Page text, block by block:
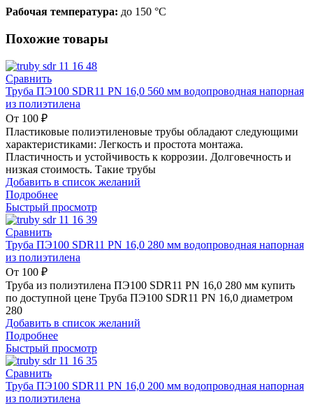
Рабочая температура: до 150 °С
Похожие товары
Сравнить
Труба ПЭ100 SDR11 PN 16,0 560 мм водопроводная напорная
из полиэтилена
От 100 ₽
Пластиковые полиэтиленовые трубы обладают следующими
характеристиками: Легкость и простота монтажа.
Пластичность и устойчивость к коррозии. Долговечность и
низкая стоимость. Такие трубы
Добавить в список желаний
Подробнее
Быстрый просмотр
Сравнить
Труба ПЭ100 SDR11 PN 16,0 280 мм водопроводная напорная
из полиэтилена
От 100 ₽
Труба из полиэтилена ПЭ100 SDR11 PN 16,0 280 мм купить
по доступной цене Труба ПЭ100 SDR11 PN 16,0 диаметром
280
Добавить в список желаний
Подробнее
Быстрый просмотр
Сравнить
Труба ПЭ100 SDR11 PN 16,0 200 мм водопроводная напорная
из полиэтилена